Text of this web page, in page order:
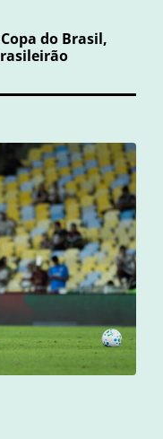
do Brasil,